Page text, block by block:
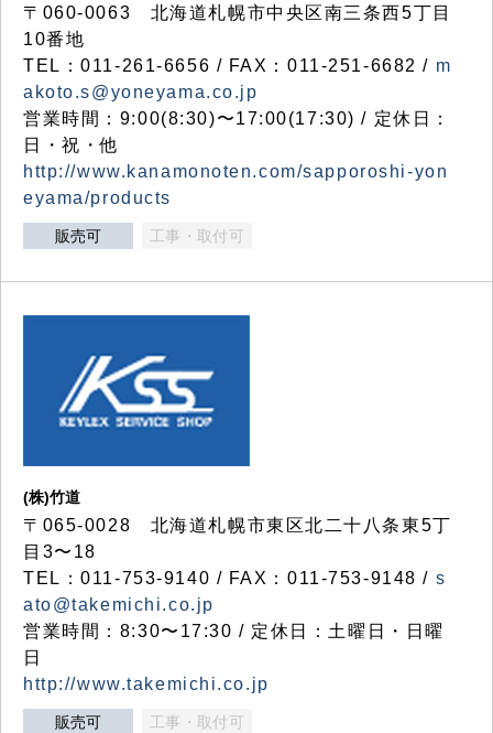
〒060-0063 北海道札幌市中央区南三条西5丁目
10番地
TEL：011-261-6656 / FAX：011-251-6682 / m
akoto.s@yoneyama.co.jp
営業時間：9:00(8:30)〜17:00(17:30) / 定休日：
日・祝・他
http://www.kanamonoten.com/sapporoshi-yon
eyama/products
販売可 工事・取付可
(株)竹道
〒065-0028 北海道札幌市東区北二十八条東5丁
目3〜18
TEL：011-753-9140 / FAX：011-753-9148 / s
ato@takemichi.co.jp
営業時間：8:30〜17:30 / 定休日：土曜日・日曜
日
http://www.takemichi.co.jp
販売可 工事・取付可